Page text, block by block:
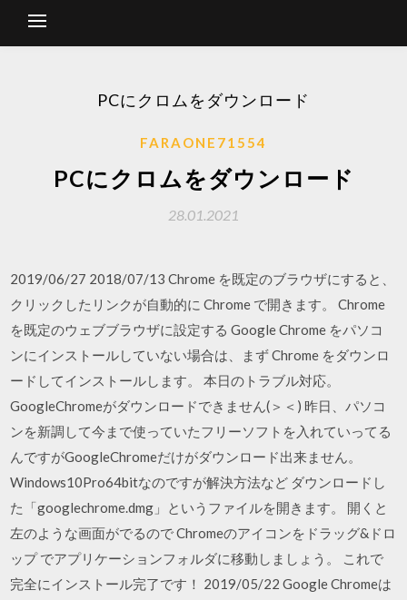
PCにクロムをダウンロード
FARAONE71554
PCにクロムをダウンロード
28.01.2021
2019/06/27 2018/07/13 Chrome を既定のブラウザにすると、
クリックしたリンクが自動的に Chrome で開きます。 Chrome
を既定のウェブブラウザに設定する Google Chrome をパソコ
ンにインストールしていない場合は、まず Chrome をダウンロ
ードしてインストールします。 本日のトラブル対応。
GoogleChromeがダウンロードできません(＞＜) 昨日、パソコ
ンを新調して今まで使っていたフリーソフトを入れていってる
んですがGoogleChromeだけがダウンロード出来ません。
Windows10Pro64bitなのですが解決方法など ダウンロードし
た「googlechrome.dmg」というファイルを開きます。 開くと
左のような画面がでるので Chromeのアイコンをドラッグ&ドロ
ップ でアプリケーションフォルダに移動しましょう。 これで
完全にインストール完了です！ 2019/05/22 Google Chromeは